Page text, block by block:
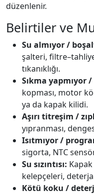
düzenlenir.
Belirtiler ve
Su almıyor /
şalteri,
tıkanıklığı.
Sıkma
kopması, motor
ya da kapak kilidi.
Aşırı titreşim /
yıpranması,
Isıtmıyor /
sigorta, NTC
Su sızıntısı:
kelepçeleri,
Kötü koku /